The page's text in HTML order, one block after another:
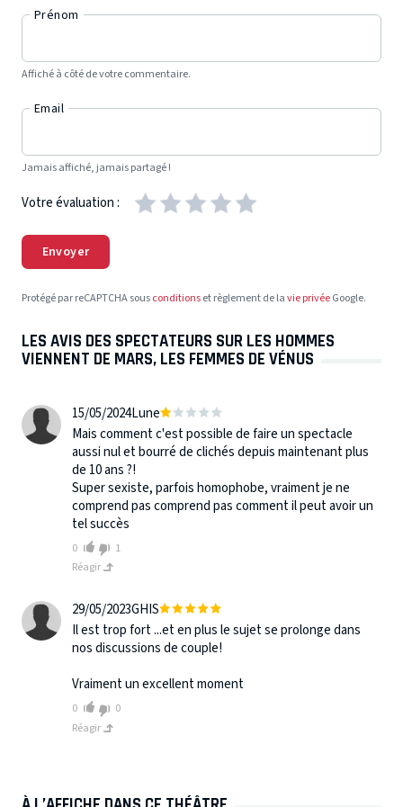
Prénom
Affiché à côté de votre commentaire.
Email
Jamais affiché, jamais partagé !
Votre évaluation :
Envoyer
Protégé par reCAPTCHA sousconditionset règlement de lavie privéeGoogle.
LES AVIS DES SPECTATEURS SUR LES HOMMES
VIENNENT DE MARS, LES FEMMES DE VÉNUS
15/05/2024Lune
Mais comment c'est possible de faire un spectacle
aussi nul et bourré de clichés depuis maintenant plus
de 10 ans ?!
Super sexiste, parfois homophobe, vraiment je ne
comprend pas comprend pas comment il peut avoir un
tel succès
0
1
Réagir
29/05/2023GHIS
Il est trop fort ...et en plus le sujet se prolonge dans
nos discussions de couple!
Vraiment un excellent moment
0
0
Réagir